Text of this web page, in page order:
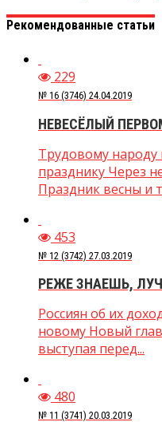
Рекомендованные статьи
229
№ 16 (3746) 24.04.2019
НЕВЕСЁЛЫЙ
Трудовому народу
празднику Через
Праздник весны и
453
№ 12 (3742) 27.03.2019
РЕЖЕ ЗНАЕШЬ,
Россиян об их
новому Новый
выступая перед...
480
№ 11 (3741) 20.03.2019